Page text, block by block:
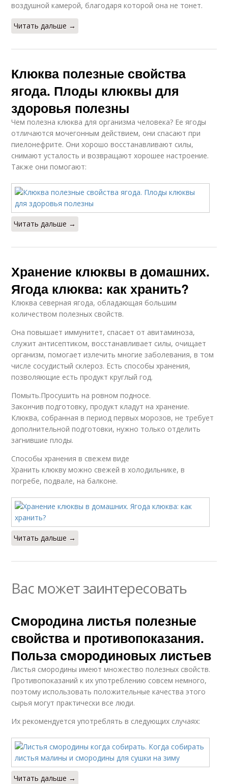
воздушной камерой, благодаря которой она не тонет.
Читать дальше →
Клюква полезные свойства
ягода. Плоды клюквы для
здоровья полезны
Чем полезна клюква для организма человека? Ее ягоды
отличаются мочегонным действием, они спасают при
пиелонефрите. Они хорошо восстанавливают силы,
снимают усталость и возвращают хорошее настроение.
Также они помогают:
Читать дальше →
Хранение клюквы в домашних.
Ягода клюква: как хранить?
Клюква северная ягода, обладающая большим
количеством полезных свойств.
Она повышает иммунитет, спасает от авитаминоза,
служит антисептиком, восстанавливает силы, очищает
организм, помогает излечить многие заболевания, в том
числе сосудистый склероз. Есть способы хранения,
позволяющие есть продукт круглый год.
Помыть.Просушить на ровном подносе.
Закончив подготовку, продукт кладут на хранение.
Клюква, собранная в период первых морозов, не требует
дополнительной подготовки, нужно только отделить
загнившие плоды.
Способы хранения в свежем виде
Хранить клюкву можно свежей в холодильнике, в
погребе, подвале, на балконе.
Читать дальше →
Вас может заинтересовать
Смородина листья полезные
свойства и противопоказания.
Польза смородиновых листьев
Листья смородины имеют множество полезных свойств.
Противопоказаний к их употреблению совсем немного,
поэтому использовать положительные качества этого
сырья могут практически все люди.
Их рекомендуется употреблять в следующих случаях:
Читать дальше →